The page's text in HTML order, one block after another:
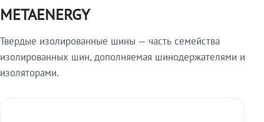
METAENERGY
Твердые изолированные шины — часть семейства
изолированных шин, дополняемая шинодержателями и
изоляторами.